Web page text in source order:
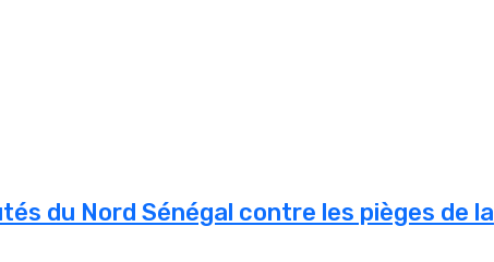
du Nord Sénégal contre les pièges de la